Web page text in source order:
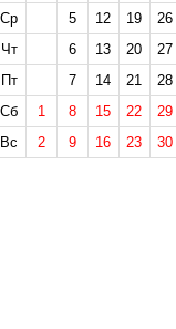
Ср
5 12 19
26
Чт
6 13 20
27
Пт
7 14 21
28
Сб
1 8 15 22
29
Вс
2 9 16 23 30